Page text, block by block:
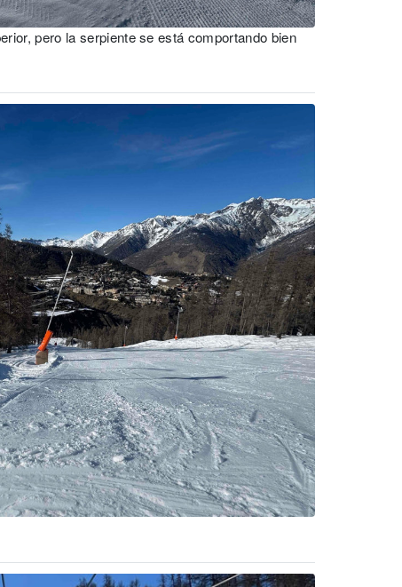
pero la serpiente se está comportando bien